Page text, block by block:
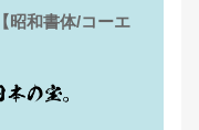
【昭和書体/コーエ